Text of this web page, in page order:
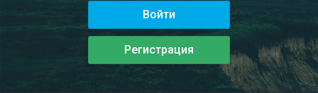
Войти
Регистрация